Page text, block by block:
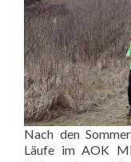
Nach den
Läufe im AOK